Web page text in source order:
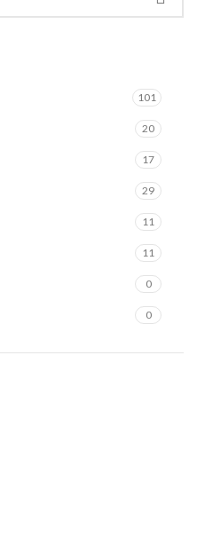
20
11
0
11
0
17
29
101